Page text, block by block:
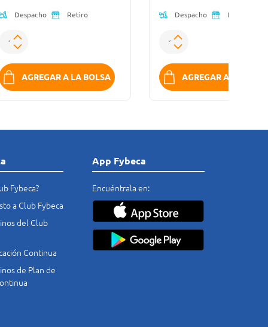
Despacho Retiro
AGREGAR A LA BOLSA
Despacho Retiro
AGREGAR A LA
Fybeca?
a Club Fybeca
del Club
Continua
de Plan de
App Fybeca
Encuéntrala en: